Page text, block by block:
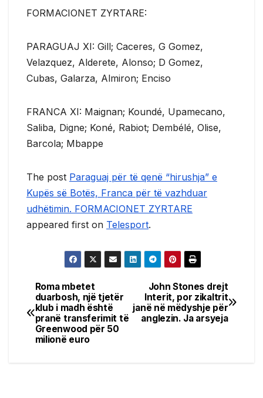
FORMACIONET ZYRTARE:
PARAGUAJ XI: Gill; Caceres, G Gomez,
Velazquez, Alderete, Alonso; D Gomez,
Cubas, Galarza, Almiron; Enciso
FRANCA XI: Maignan; Koundé, Upamecano,
Saliba, Digne; Koné, Rabiot; Dembélé, Olise,
Barcola; Mbappe
The post Paraguaj për të qenë “hirushja” e
Kupës së Botës, Franca për të vazhduar
udhëtimin. FORMACIONET ZYRTARE
appeared first on Telesport.
Post
navigation
John Stones drejt
Interit, por zikaltrit
janë në mëdyshje për
anglezin. Ja arsyeja
Roma mbetet
duarbosh, një tjetër
klub i madh është
pranë transferimit të
Greenwood për 50
milionë euro